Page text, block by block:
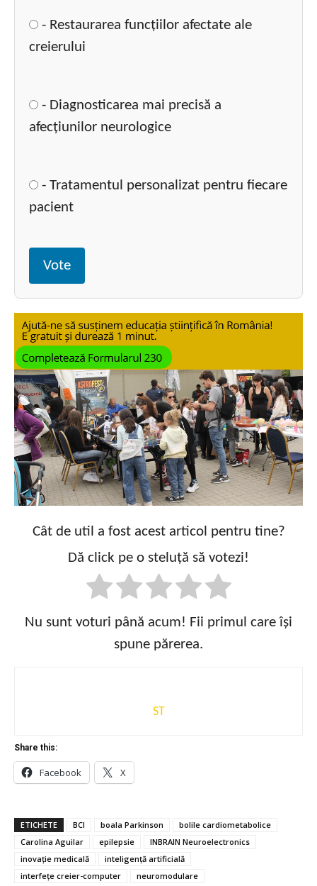
- Restaurarea funcțiilor afectate ale
creierului
- Diagnosticarea mai precisă a
afecțiunilor neurologice
- Tratamentul personalizat pentru fiecare
pacient
Vote
Cât de util a fost acest articol pentru tine?
Dă click pe o steluță să votezi!
Nu sunt voturi până acum! Fii primul care își
spune părerea.
ST
Share this:
Facebook X
ETICHETE BCI boala Parkinson
bolile cardiometabolice
Carolina Aguilar
epilepsie
INBRAIN Neuroelectronics
inovație medicală
inteligență artificială
interfețe creier-computer
neuromodulare